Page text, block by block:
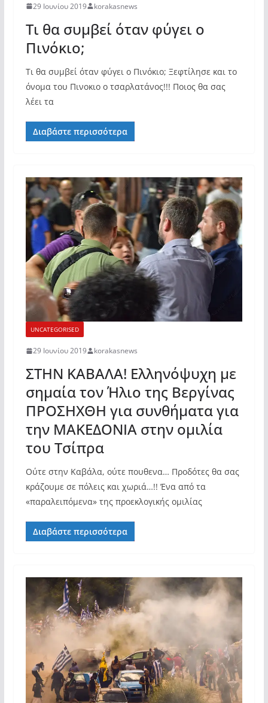
29 Ιουνίου 2019 korakasnews
Τι θα συμβεί όταν φύγει ο
Πινόκιο;
Τι θα συμβεί όταν φύγει ο Πινόκιο; Ξεφτίλησε και το
όνομα του Πινοκιο ο τσαρλατάνος!!! Ποιος θα σας
λέει τα
Διαβάστε περισσότερα
UNCATEGORISED
29 Ιουνίου 2019 korakasnews
ΣΤΗΝ ΚΑΒΑΛΑ! Ελληνόψυχη με
σημαία τον Ήλιο της Βεργίνας
ΠΡΟΣΗΧΘΗ για συνθήματα για
την ΜΑΚΕΔΟΝΙΑ στην ομιλία
του Τσίπρα
Ούτε στην Καβάλα, ούτε πουθενα… Προδότες θα σας
κράζουμε σε πόλεις και χωριά…!! Ένα από τα
«παραλειπόμενα» της προεκλογικής ομιλίας
Διαβάστε περισσότερα